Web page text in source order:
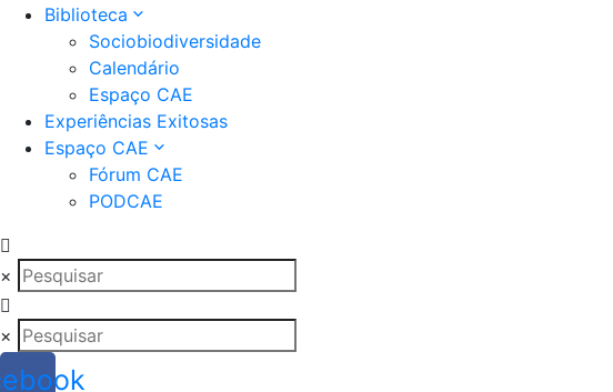
Biblioteca
Sociobiodiversidade
Calendário
Espaço CAE
Experiências Exitosas
Espaço CAE
Fórum CAE
PODCAE
×
×